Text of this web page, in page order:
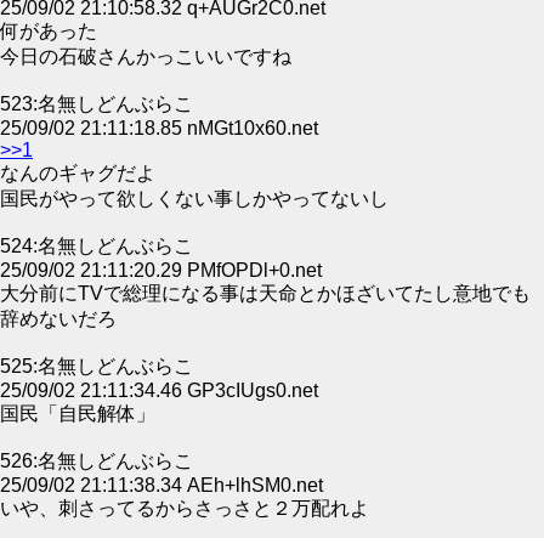
25/09/02 21:10:58.32 q+AUGr2C0.net
何があった
今日の石破さんかっこいいですね
523:名無しどんぶらこ
25/09/02 21:11:18.85 nMGt10x60.net
>>1
なんのギャグだよ
国民がやって欲しくない事しかやってないし
524:名無しどんぶらこ
25/09/02 21:11:20.29 PMfOPDl+0.net
大分前にTVで総理になる事は天命とかほざいてたし意地でも
辞めないだろ
525:名無しどんぶらこ
25/09/02 21:11:34.46 GP3cIUgs0.net
国民「自民解体」
526:名無しどんぶらこ
25/09/02 21:11:38.34 AEh+lhSM0.net
いや、刺さってるからさっさと２万配れよ